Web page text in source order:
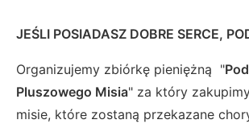
JEŚLI POSIADASZ DOBRE SERCE,
Organizujemy zbiórkę pieniężną "
Pluszowego Misia" za który
misie, które zostaną przekazane